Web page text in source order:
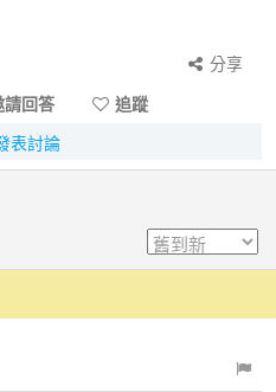
分享
請回答
追蹤
表討論